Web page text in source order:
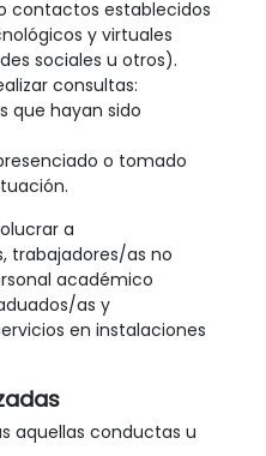
contactos establecidos
y virtuales
sociales u otros).
consultas:
que hayan sido
o tomado
a
trabajadores/as no
académico
as y
en instalaciones
aquellas conductas u